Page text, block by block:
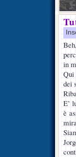
in
Qui
dei
E’
è